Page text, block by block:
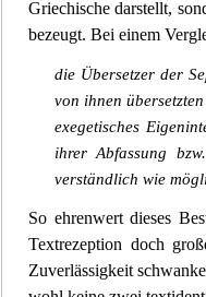
Griechische darstellt,
bezeugt. Bei einem
die Übersetzer der
von ihnen
exegetisches
ihrer Abfassung
verständlich wie
So ehrenwert dieses
Textrezeption doch
Zuverlässigkeit